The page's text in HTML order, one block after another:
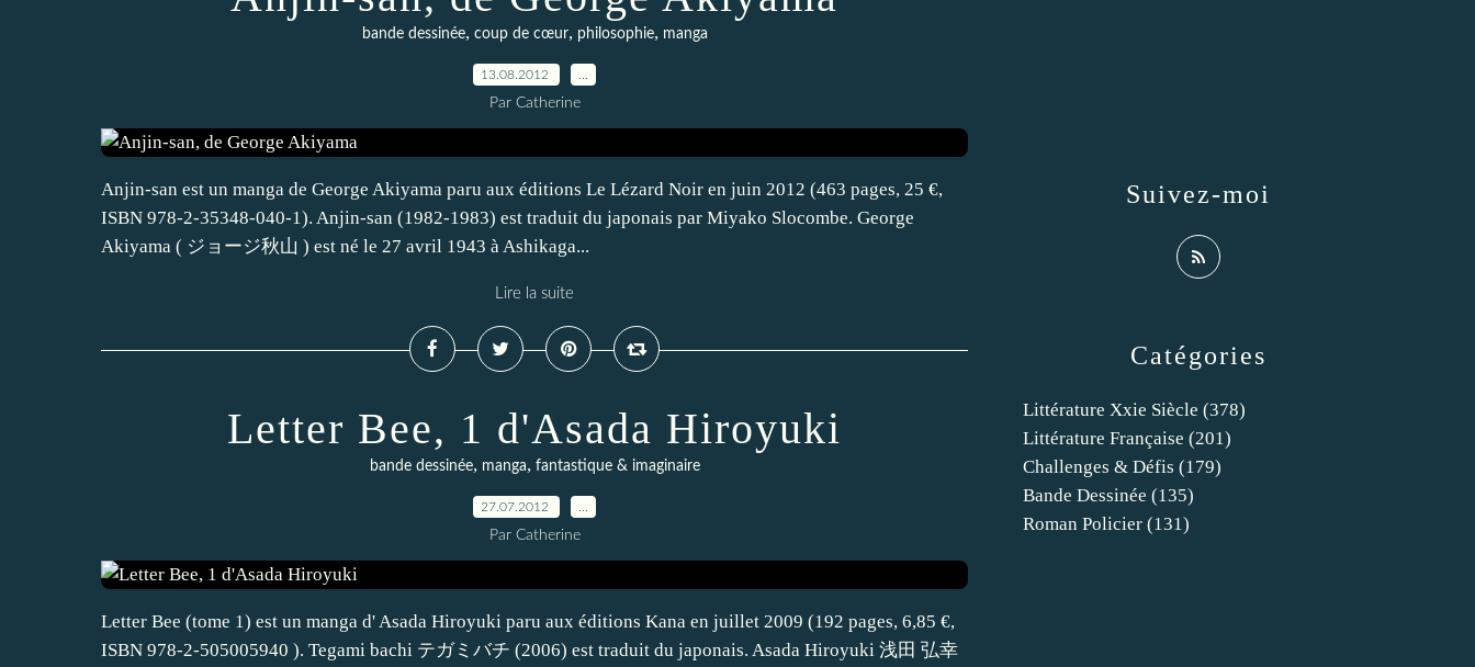
bande dessinée, coup de cœur, philosophie, manga
13.08.2012
Par Catherine
Anjin-san est un manga de George Akiyama paru aux éditions Le Lézard Noir en juin 2012 (463 pages, 25 €,
ISBN 978-2-35348-040-1). Anjin-san (1982-1983) est traduit du japonais par Miyako Slocombe. George
Akiyama ( ジョージ秋山 ) est né le 27 avril 1943 à Ashikaga...
Lire la suite
Letter Bee, 1 d'Asada Hiroyuki
bande dessinée, manga, fantastique & imaginaire
27.07.2012
Par Catherine
Letter Bee (tome 1) est un manga d' Asada Hiroyuki paru aux éditions Kana en juillet 2009 (192 pages, 6,85 €,
ISBN 978-2-505005940 ). Tegami bachi テガミバチ (2006) est traduit du japonais. Asada Hiroyuki 浅田 弘幸
Catégories
Littérature Xxie Siècle (378)
Littérature Française (201)
Challenges & Défis (179)
Bande Dessinée (135)
Roman Policier (131)
Suivez-moi